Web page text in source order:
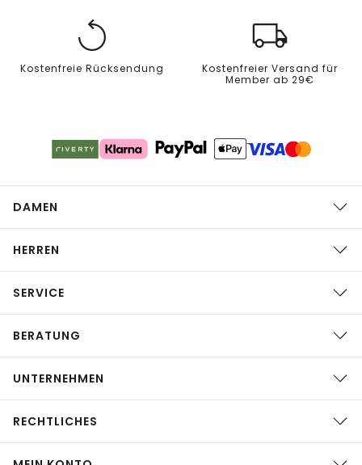
Kostenfreie Rücksendung
Kostenfreier Versand für
Member ab 29€
DAMEN
HERREN
SERVICE
BERATUNG
UNTERNEHMEN
RECHTLICHES